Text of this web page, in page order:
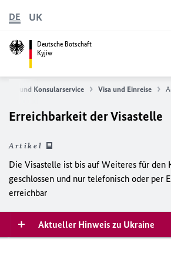
Deutsche Botschaft
Kyjiw
DE UK
Visa- und Konsularservice Visa und Einreise
Erreichbarkeit der Visastelle
Artikel
Die Visastelle ist bis auf Weiteres für den
geschlossen und nur telefonisch oder per
erreichbar
Aktueller Hinweis zu Ukraine